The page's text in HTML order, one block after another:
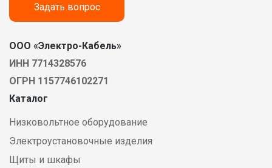
Задать вопрос
ООО «Электро-Кабель»
ИНН 7714328576
ОГРН 1157746102271
Каталог
Низковольтное оборудование
Электроустановочные изделия
Щиты и шкафы